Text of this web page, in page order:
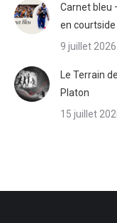
Carnet bleu
en courtside
9 juillet 2026
Le Terrain
Platon
15 juillet